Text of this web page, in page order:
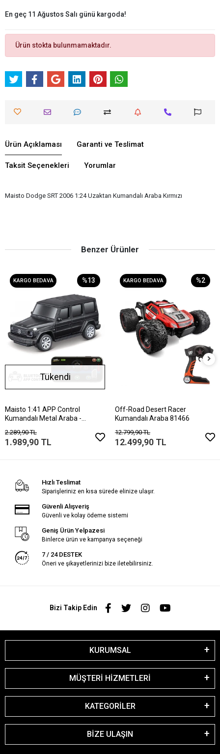
En geç 11 Ağustos Salı günü kargoda!
Ürün stokta bulunmamaktadır.
Ürün Açıklaması Garanti ve Teslimat
Taksit Seçenekleri Yorumlar
Maisto Dodge SRT 2006 1:24 Uzaktan Kumandalı Araba Kırmızı
Benzer Ürünler
KARGO BEDAVA %13
Tükendi
Maisto 1:41 APP Control
Kumandalı Metal Araba -
2.289,90 TL
1.989,90 TL
KARGO BEDAVA %2
Off-Road Desert Racer
Kumandalı Araba 81466
12.799,90 TL
12.499,90 TL
Hızlı Teslimat
Siparişleriniz en kısa sürede elinize ulaşır.
Güvenli Alışveriş
Güvenli ve kolay ödeme sistemi
Geniş Ürün Yelpazesi
Binlerce ürün ve kampanya seçeneği
7 / 24 DESTEK
Öneri ve şikayetlerinizi bize iletebilirsiniz.
Bizi Takip Edin
KURUMSAL
MÜŞTERİ HİZMETLERİ
KATEGORİLER
BİZE ULAŞIN